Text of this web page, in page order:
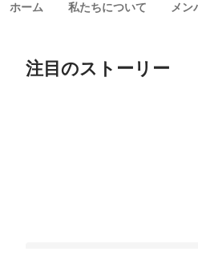
ホーム 私たちについて メン
注目のストーリー